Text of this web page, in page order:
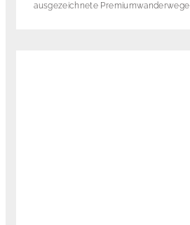
ausgezeichnete Premiumwanderwege